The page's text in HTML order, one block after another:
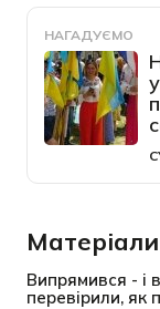
НАГАДУЄМО
Випрямився - і
перевірили, як